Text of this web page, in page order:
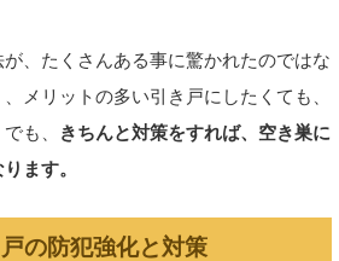
、たくさんある事に驚かれたのではな
メリットの多い引き戸にしたくても、
も、
きちんと対策をすれば、空き巣に
ます。
の防犯強化と対策